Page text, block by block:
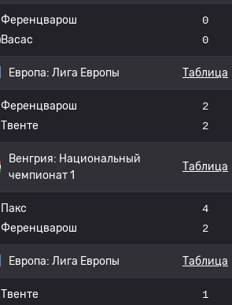
Ференцварош
Васас
0
0
Европа: Лига Европы Таблица
Ференцварош
Твенте
2
2
Венгрия: Национальный
чемпионат 1
Таблица
Пакс
Ференцварош
4
2
Европа: Лига Европы Таблица
Твенте
1